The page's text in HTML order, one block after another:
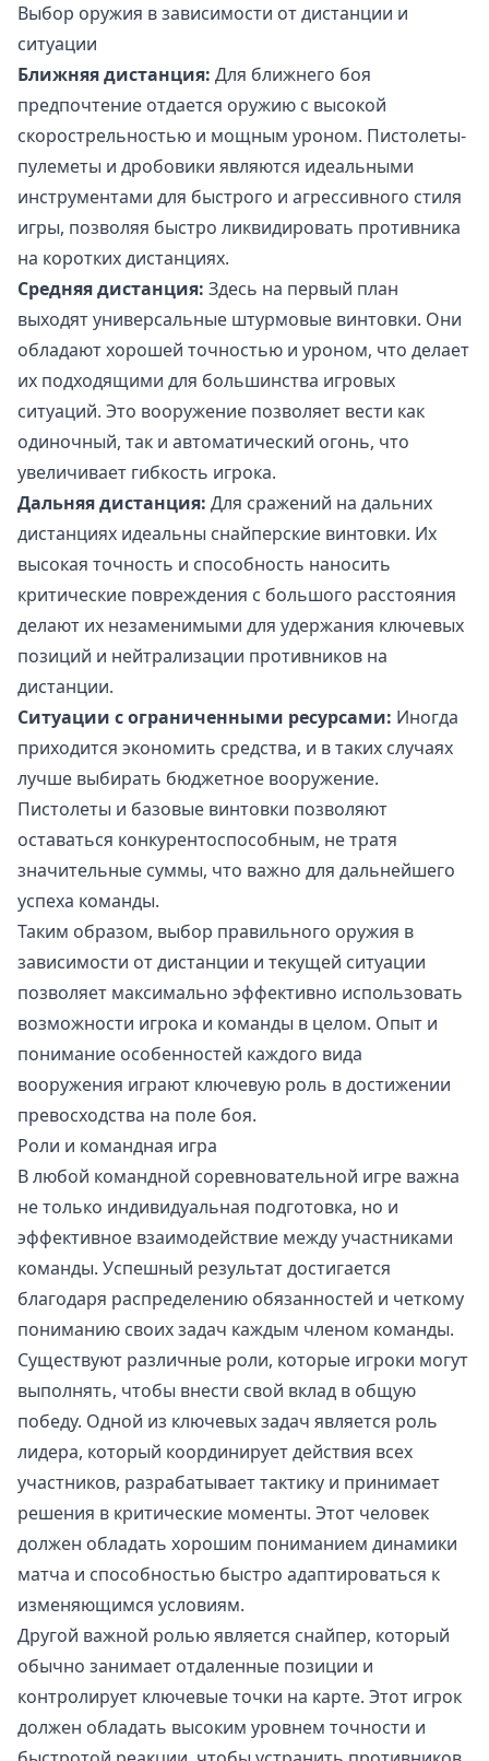
Выбор оружия в зависимости от дистанции и
ситуации
Ближняя дистанция: Для ближнего боя
предпочтение отдается оружию с высокой
скорострельностью и мощным уроном. Пистолеты-
пулеметы и дробовики являются идеальными
инструментами для быстрого и агрессивного стиля
игры, позволяя быстро ликвидировать противника
на коротких дистанциях.
Средняя дистанция: Здесь на первый план
выходят универсальные штурмовые винтовки. Они
обладают хорошей точностью и уроном, что делает
их подходящими для большинства игровых
ситуаций. Это вооружение позволяет вести как
одиночный, так и автоматический огонь, что
увеличивает гибкость игрока.
Дальняя дистанция: Для сражений на дальних
дистанциях идеальны снайперские винтовки. Их
высокая точность и способность наносить
критические повреждения с большого расстояния
делают их незаменимыми для удержания ключевых
позиций и нейтрализации противников на
дистанции.
Ситуации с ограниченными ресурсами: Иногда
приходится экономить средства, и в таких случаях
лучше выбирать бюджетное вооружение.
Пистолеты и базовые винтовки позволяют
оставаться конкурентоспособным, не тратя
значительные суммы, что важно для дальнейшего
успеха команды.
Таким образом, выбор правильного оружия в
зависимости от дистанции и текущей ситуации
позволяет максимально эффективно использовать
возможности игрока и команды в целом. Опыт и
понимание особенностей каждого вида
вооружения играют ключевую роль в достижении
превосходства на поле боя.
Роли и командная игра
В любой командной соревновательной игре важна
не только индивидуальная подготовка, но и
эффективное взаимодействие между участниками
команды. Успешный результат достигается
благодаря распределению обязанностей и четкому
пониманию своих задач каждым членом команды.
Существуют различные роли, которые игроки могут
выполнять, чтобы внести свой вклад в общую
победу. Одной из ключевых задач является роль
лидера, который координирует действия всех
участников, разрабатывает тактику и принимает
решения в критические моменты. Этот человек
должен обладать хорошим пониманием динамики
матча и способностью быстро адаптироваться к
изменяющимся условиям.
Другой важной ролью является снайпер, который
обычно занимает отдаленные позиции и
контролирует ключевые точки на карте. Этот игрок
должен обладать высоким уровнем точности и